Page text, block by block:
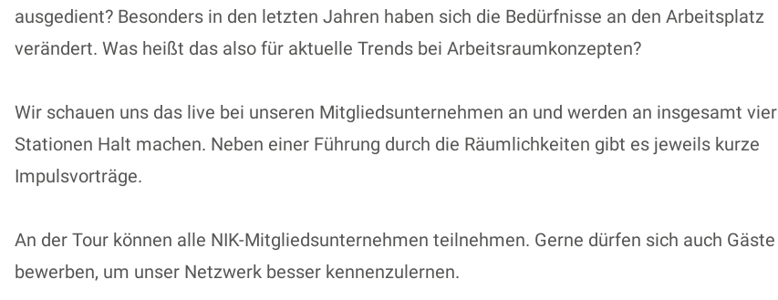
ausgedient? Besonders in den letzten Jahren haben sich die Bedürfnisse an den Arbeitsplatz
verändert. Was heißt das also für aktuelle Trends bei Arbeitsraumkonzepten?
Wir schauen uns das live bei unseren Mitgliedsunternehmen an und werden an insgesamt vier
Stationen Halt machen. Neben einer Führung durch die Räumlichkeiten gibt es jeweils kurze
Impulsvorträge.
An der Tour können alle NIK-Mitgliedsunternehmen teilnehmen. Gerne dürfen sich auch Gäste
bewerben, um unser Netzwerk besser kennenzulernen.